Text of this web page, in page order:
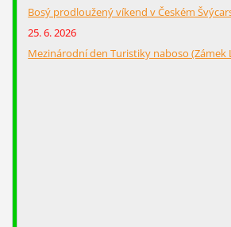
Bosý prodloužený víkend v Českém
25. 6. 2026
Mezinárodní den Turistiky naboso (Zámek